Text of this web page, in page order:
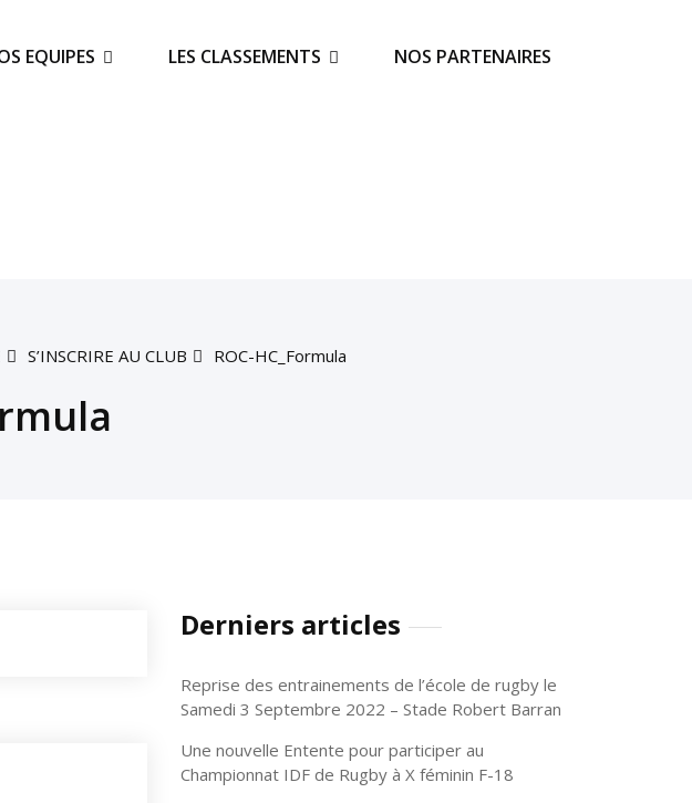
EQUIPES LES CLASSEMENTS NOS PARTENAIRES
S’INSCRIRE AU CLUB ROC-HC_Formula
Derniers articles
Reprise des entrainements de l’école de rugby le
Samedi 3 Septembre 2022 – Stade Robert Barran
Une nouvelle Entente pour participer au
Championnat IDF de Rugby à X féminin F-18